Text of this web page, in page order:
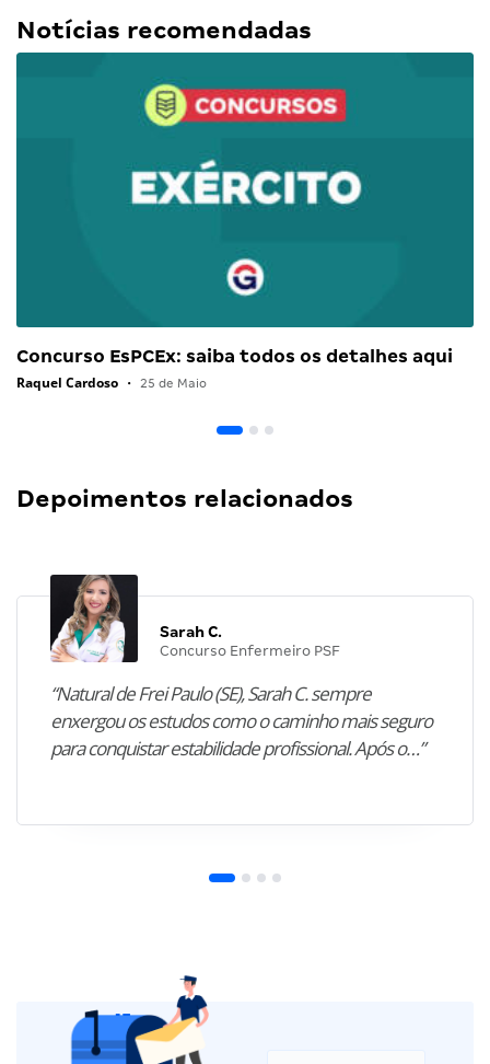
Notícias recomendadas
Concurso EsPCEx: saiba todos os detalhes aqui
Raquel Cardoso • 25 de Maio
Depoimentos relacionados
Sarah C.
Concurso Enfermeiro PSF
“Natural de Frei Paulo (SE), Sarah C. sempre
enxergou os estudos como o caminho mais seguro
para conquistar estabilidade profissional. Após o…”